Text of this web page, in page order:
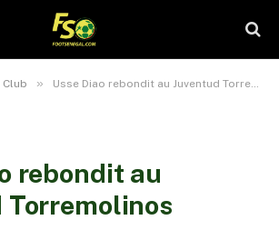
Club » Usse Diao rebondit au Juventud Torremolinos
rebondit au
Torremolinos